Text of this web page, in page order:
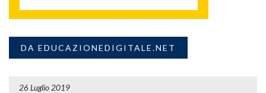
DA EDUCAZIONEDIGITALE.NET
26 Luglio 2019